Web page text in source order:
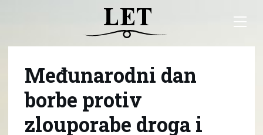
Međunarodni dan
borbe protiv
zlouporabe droga i